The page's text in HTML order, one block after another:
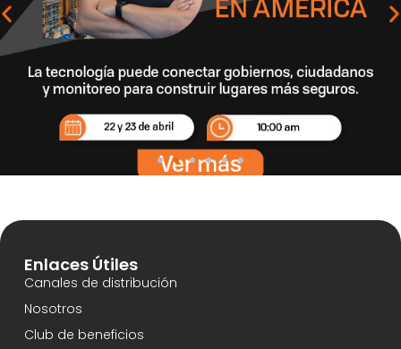
Enlaces Útiles
Canales de distribución
Nosotros
Club de beneficios